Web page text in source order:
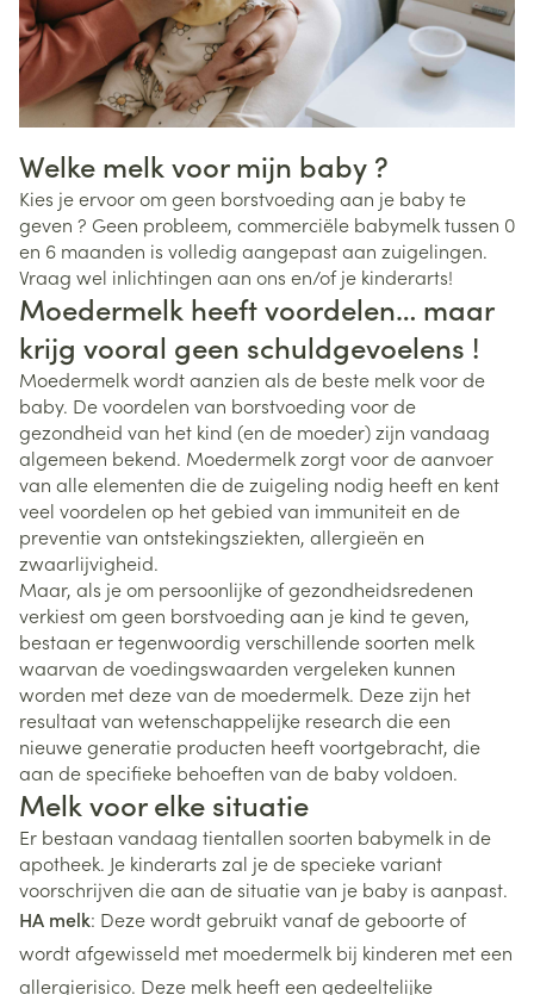
Welke melk voor mijn baby ?
Kies je ervoor om geen borstvoeding aan je baby te
geven ? Geen probleem, commerciële babymelk tussen 0
en 6 maanden is volledig aangepast aan zuigelingen.
Vraag wel inlichtingen aan ons en/of je kinderarts!
Moedermelk heeft voordelen… maar
krijg vooral geen schuldgevoelens !
Moedermelk wordt aanzien als de beste melk voor de
baby. De voordelen van borstvoeding voor de
gezondheid van het kind (en de moeder) zijn vandaag
algemeen bekend. Moedermelk zorgt voor de aanvoer
van alle elementen die de zuigeling nodig heeft en kent
veel voordelen op het gebied van immuniteit en de
preventie van ontstekingsziekten, allergieën en
zwaarlijvigheid.
Maar, als je om persoonlijke of gezondheidsredenen
verkiest om geen borstvoeding aan je kind te geven,
bestaan er tegenwoordig verschillende soorten melk
waarvan de voedingswaarden vergeleken kunnen
worden met deze van de moedermelk. Deze zijn het
resultaat van wetenschappelijke research die een
nieuwe generatie producten heeft voortgebracht, die
aan de specifieke behoeften van de baby voldoen.
Melk voor elke situatie
Er bestaan vandaag tientallen soorten babymelk in de
apotheek. Je kinderarts zal je de specieke variant
voorschrijven die aan de situatie van je baby is aanpast.
HA melk: Deze wordt gebruikt vanaf de geboorte of
wordt afgewisseld met moedermelk bij kinderen met een
allergierisico. Deze melk heeft een gedeeltelijke